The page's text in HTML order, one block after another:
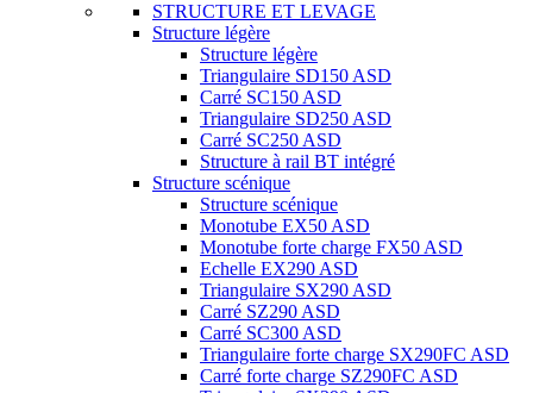
STRUCTURE ET LEVAGE
Structure légère
Structure légère
Triangulaire SD150 ASD
Carré SC150 ASD
Triangulaire SD250 ASD
Carré SC250 ASD
Structure à rail BT intégré
Structure scénique
Structure scénique
Monotube EX50 ASD
Monotube forte charge FX50 ASD
Echelle EX290 ASD
Triangulaire SX290 ASD
Carré SZ290 ASD
Carré SC300 ASD
Triangulaire forte charge SX290FC ASD
Carré forte charge SZ290FC ASD